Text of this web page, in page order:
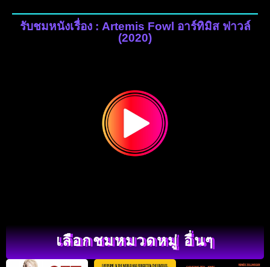
รับชมหนังเรื่อง : Artemis Fowl อาร์ทิมิส ฟาวล์
(2020)
เลือกชมหมวดหมู่ อื่นๆ